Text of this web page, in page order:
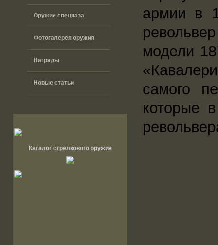
Оружие спецназа
Фотогалерея оружия
Награды
Новые статьи
Каталог стрелкового оружия
армии в
модели
самого
которые